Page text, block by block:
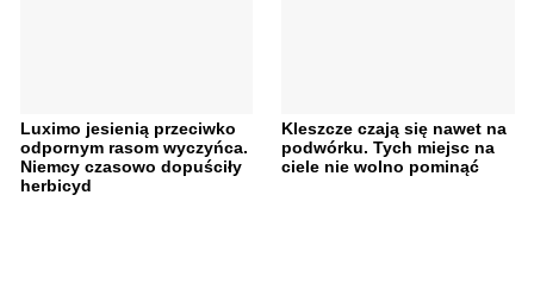
Luximo jesienią przeciwko
odpornym rasom wyczyńca.
Niemcy czasowo dopuściły
herbicyd
Kleszcze czają się nawet na
podwórku. Tych miejsc na
ciele nie wolno pominąć